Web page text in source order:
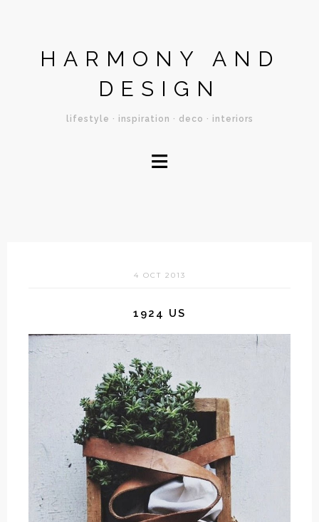
HARMONY AND
DESIGN
lifestyle · inspiration · deco · interiors
≡
4 OCT 2013
1924 US